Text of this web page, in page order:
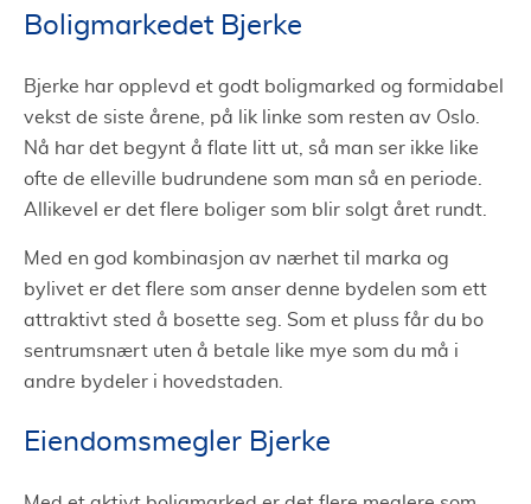
Boligmarkedet Bjerke
Bjerke har opplevd et godt boligmarked og formidabel
vekst de siste årene, på lik linke som resten av Oslo.
Nå har det begynt å flate litt ut, så man ser ikke like
ofte de elleville budrundene som man så en periode.
Allikevel er det flere boliger som blir solgt året rundt.
Med en god kombinasjon av nærhet til marka og
bylivet er det flere som anser denne bydelen som ett
attraktivt sted å bosette seg. Som et pluss får du bo
sentrumsnært uten å betale like mye som du må i
andre bydeler i hovedstaden.
Eiendomsmegler Bjerke